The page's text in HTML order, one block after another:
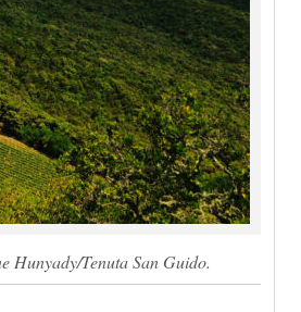
Hunyady/Tenuta San Guido.